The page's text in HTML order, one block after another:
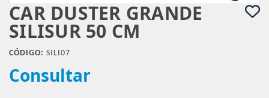
CAR DUSTER GRANDE
SILISUR 50 CM
CÓDIGO: SILI07
Consultar